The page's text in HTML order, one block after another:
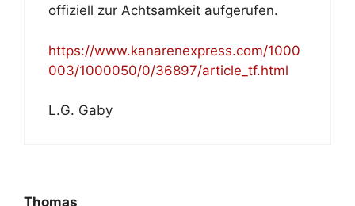
offiziell zur Achtsamkeit aufgerufen.
https://www.kanarenexpress.com/1000
003/1000050/0/36897/article_tf.html
L.G. Gaby
Thomas